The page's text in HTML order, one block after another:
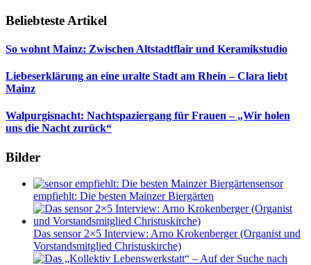
Beliebteste Artikel
So wohnt Mainz: Zwischen Altstadtflair und Keramikstudio
Liebeserklärung an eine uralte Stadt am Rhein – Clara liebt
Mainz
Walpurgisnacht: Nachtspaziergang für Frauen – „Wir holen
uns die Nacht zurück“
Bilder
sensor
empfiehlt: Die besten Mainzer Biergärten
Das sensor 2×5 Interview: Arno Krokenberger (Organist und
Vorstandsmitglied Christuskirche)